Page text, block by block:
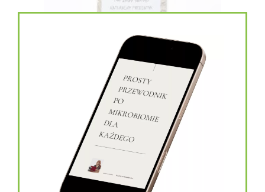
topinambur w kapsułkach